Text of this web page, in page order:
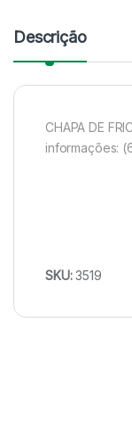
Descrição
CHAPA DE
informações:
SKU:3519